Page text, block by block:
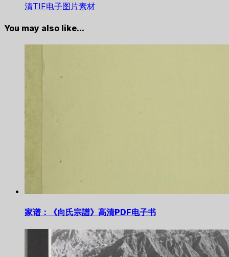
清TIF电子图片素材
You may also like...
家谱：《向氏宗譜》高清PDF电子书